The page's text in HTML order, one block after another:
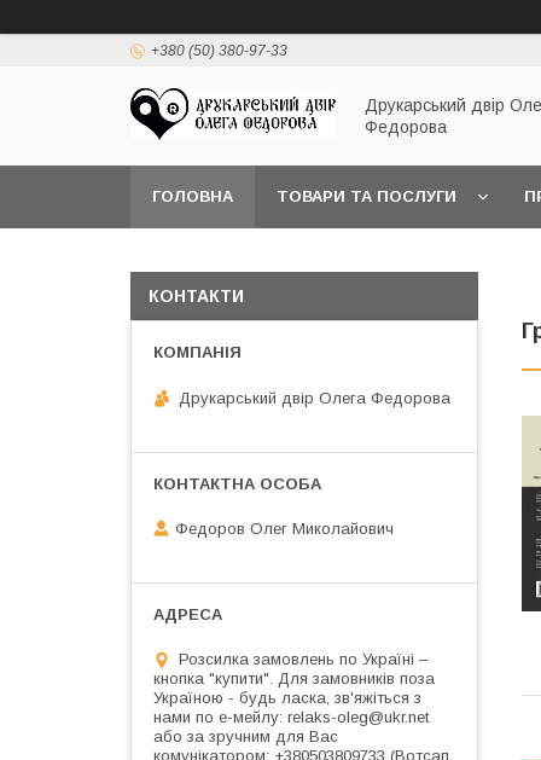
+380 (50) 380-97-33
Друкарський двір
Федорова
ГОЛОВНА ТОВАРИ ТА ПОСЛУГИ
КОНТАКТИ
Друкарський двір Олега Федорова
Федоров Олег Миколайович
Розсилка замовлень по Україні –
кнопка "купити". Для замовників поза
Україною - будь ласка, зв'яжіться з
нами по е-мейлу: relaks-oleg@ukr.net
або за зручним для Вас
комунікатором: +380503809733 (Вотсап,